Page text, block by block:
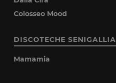
Colosseo Mood
DISCOTECHE SENIGALLIA
Mamamia